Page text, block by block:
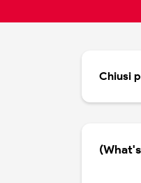
Chiusi